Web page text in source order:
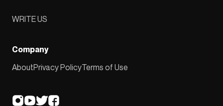
WRITE US
Company
AboutPrivacy PolicyTerms of Use